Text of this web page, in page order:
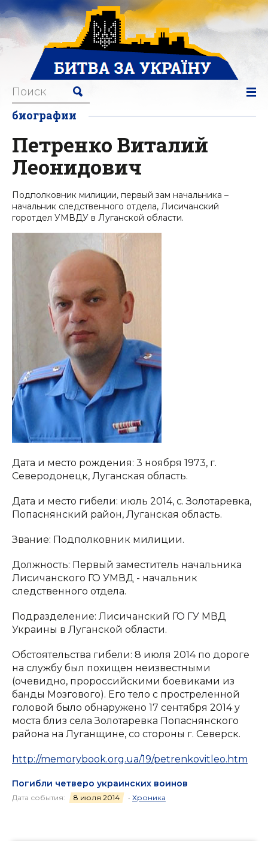
биографии
Петренко Виталий
Леонидович
Подполковник милиции, первый зам начальника –
начальник следственного отдела, Лисичанский
горотдел УМВДУ в Луганской области.
Дата и место рождения: 3 ноября 1973, г.
Северодонецк, Луганская область.
Дата и место гибели: июль 2014, с. Золотаревка,
Попаснянский район, Луганская область.
Звание: Подполковник милиции.
Должность: Первый заместитель начальника
Лисичанского ГО УМВД - начальник
следственного отдела.
Подразделение: Лисичанский ГО ГУ МВД
Украины в Луганской области.
Обстоятельства гибели: 8 июля 2014 по дороге
на службу был похищен неизвестными
(очевидно, пророссийскими боевиками из
банды Мозгового). Его тело с простреленной
головой было обнаружено 17 сентября 2014 у
моста близ села Золотаревка Попаснянского
района на Луганщине, со стороны г. Северск.
http://memorybook.org.ua/19/petrenkovitleo.htm
Погибли четверо украинских воинов
Дата события: 8 июля 2014 • Хроника